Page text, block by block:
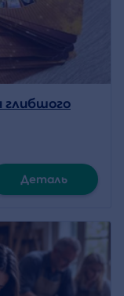
глибшого
Деталь